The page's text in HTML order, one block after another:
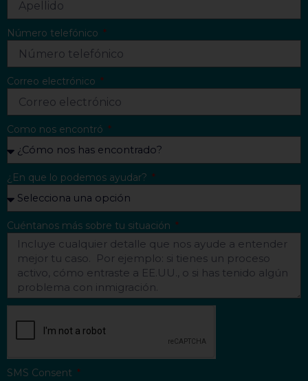
Número telefónico
Correo electrónico
Como nos encontró
¿En que lo podemos ayudar?
Cuéntanos más sobre tu situación
SMS Consent